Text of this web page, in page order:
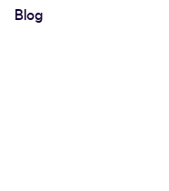
Blog